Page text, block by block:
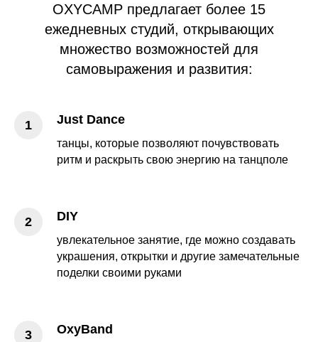
OXYCAMP предлагает более 15
ежедневных студий, открывающих
множество возможностей для
самовыражения и развития:
Just Dance
танцы, которые позволяют почувствовать
ритм и раскрыть свою энергию на танцполе
DIY
увлекательное занятие, где можно создавать
украшения, открытки и другие замечательные
поделки своими руками
OxyBand